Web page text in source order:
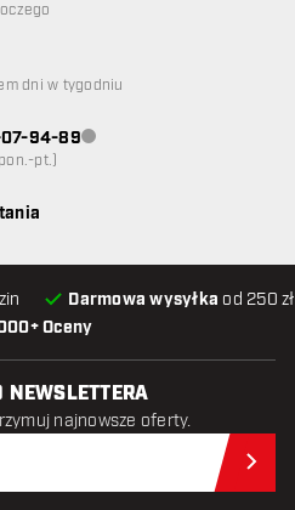
Oceny
Darmowa wysyłka od 250
klienta niedostępna
dni w tygodniu
07-94-89Obsługa klienta niedostępna
pt.)
najnowsze oferty.